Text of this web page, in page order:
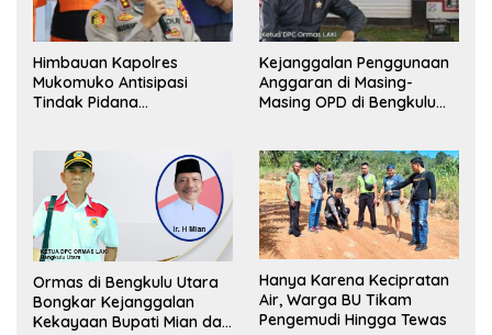
Himbauan Kapolres
Mukomuko Antisipasi
Tindak Pidana
Kejanggalan Penggunaan
Anggaran di Masing-
Masing OPD di Bengkulu
Ormas di Bengkulu Utara
Bongkar Kejanggalan
Kekayaan Bupati Mian dan
Hanya Karena Kecipratan
Air, Warga BU Tikam
Pengemudi Hingga Tewas